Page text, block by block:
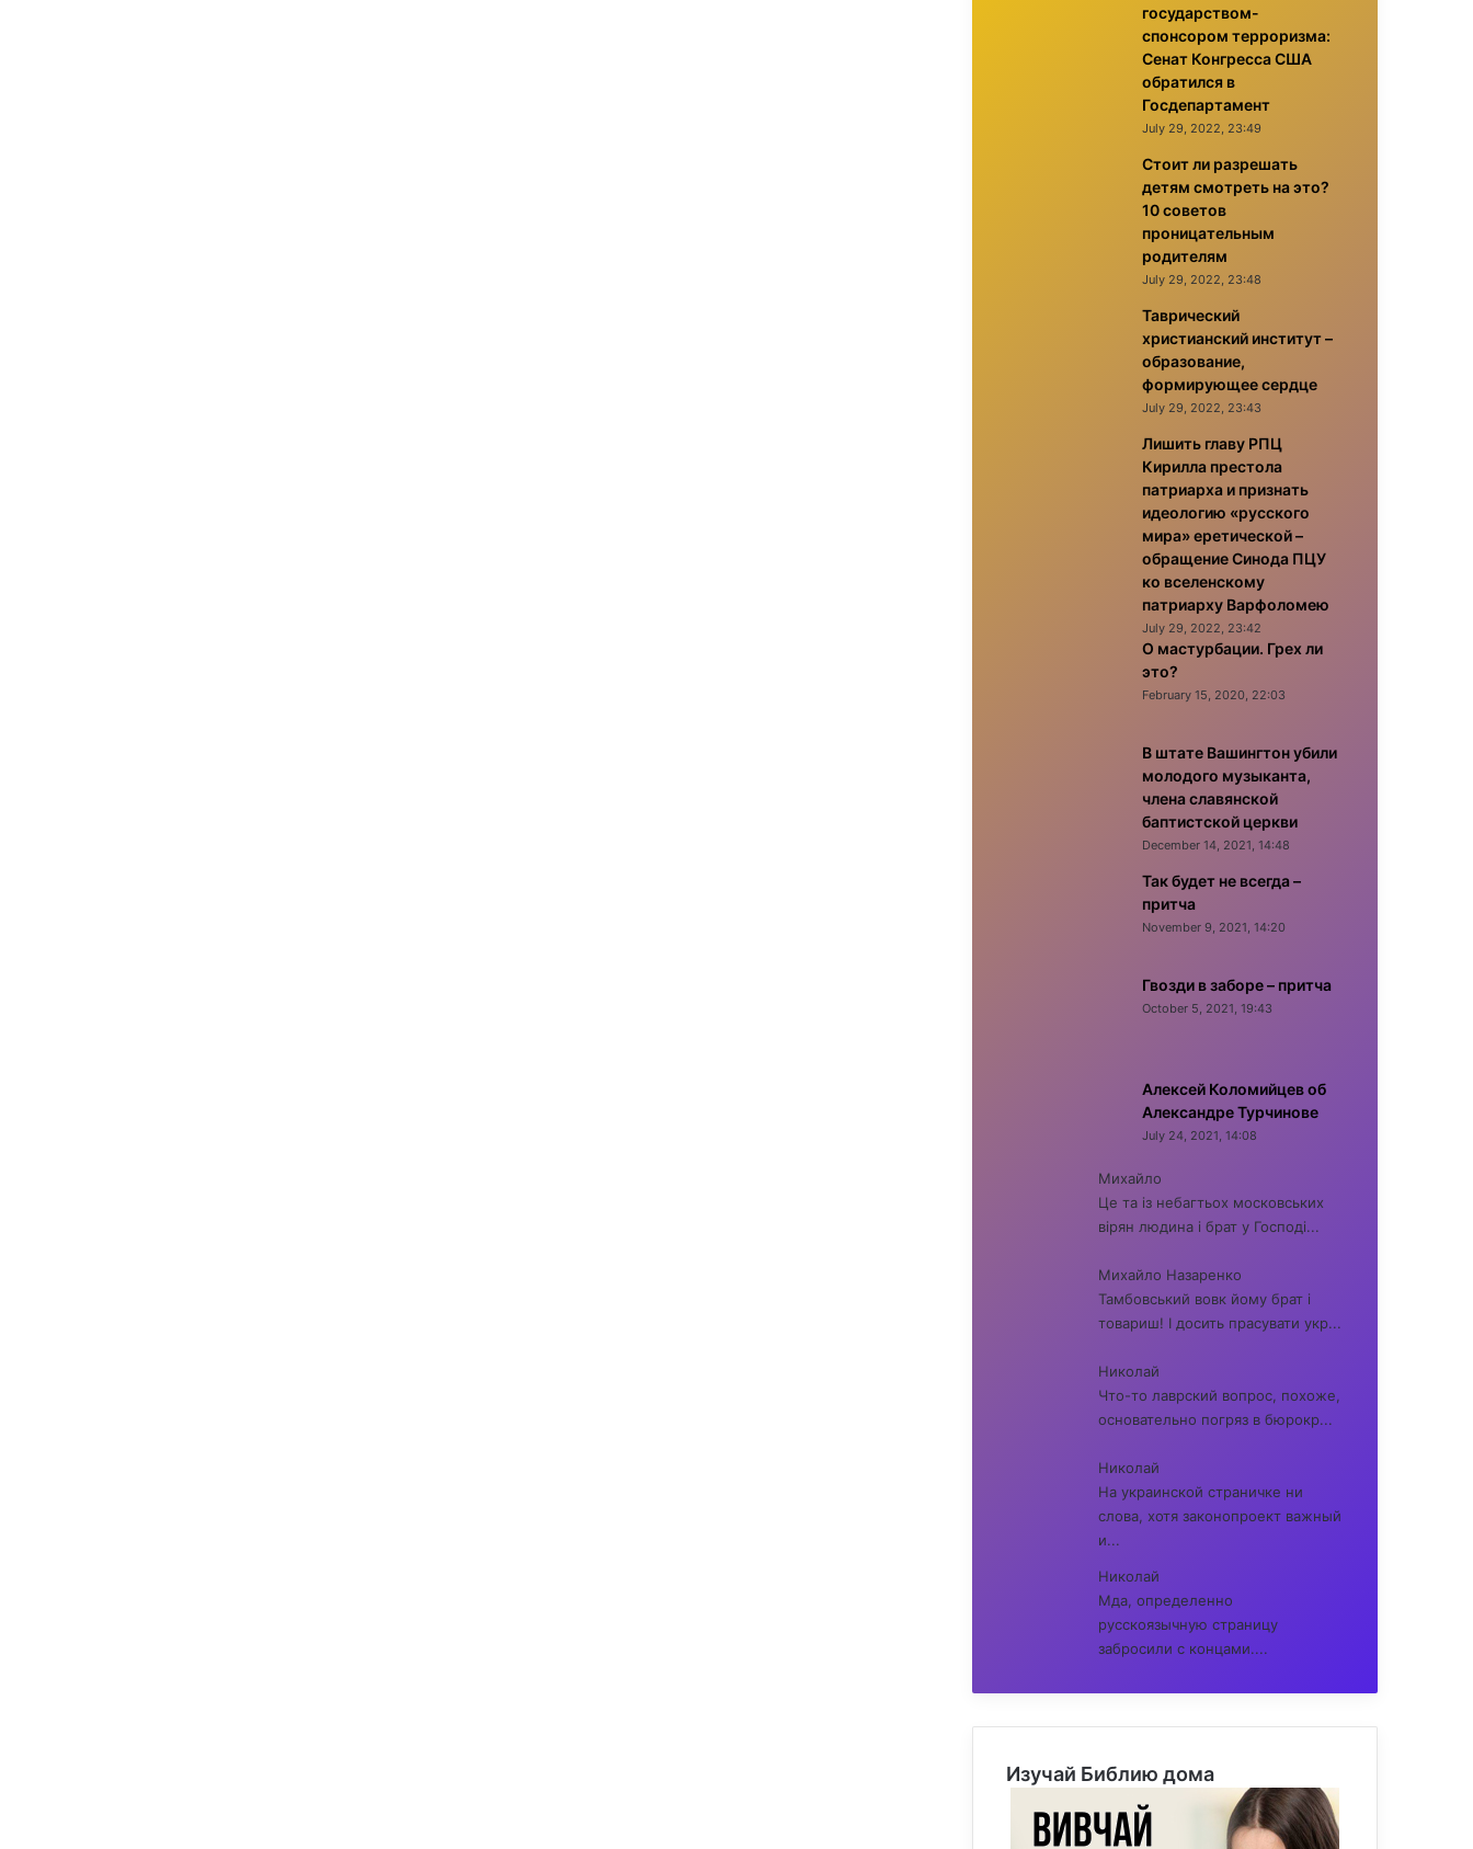
государством-
спонсором терроризма:
Сенат Конгресса США
обратился в
Госдепартамент
July 29, 2022, 23:49
Стоит ли разрешать
детям смотреть на это?
10 советов
проницательным
родителям
July 29, 2022, 23:48
Таврический
христианский институт –
образование,
формирующее сердце
July 29, 2022, 23:43
Лишить главу РПЦ
Кирилла престола
патриарха и признать
идеологию «русского
мира» еретической –
обращение Синода ПЦУ
ко вселенскому
патриарху Варфоломею
July 29, 2022, 23:42
О мастурбации. Грех ли
это?
February 15, 2020, 22:03
В штате Вашингтон убили
молодого музыканта,
члена славянской
баптистской церкви
December 14, 2021, 14:48
Так будет не всегда –
притча
November 9, 2021, 14:20
Гвозди в заборе – притча
October 5, 2021, 19:43
Алексей Коломийцев об
Александре Турчинове
July 24, 2021, 14:08
Михайло
Це та із небагтьох московських
вірян людина і брат у Господі...
Михайло Назаренко
Тамбовський вовк йому брат і
товариш! І досить прасувати укр...
Николай
Что-то лаврский вопрос, похоже,
основательно погряз в бюрокр...
Николай
На украинской страничке ни
слова, хотя законопроект важный
и...
Николай
Мда, определенно
русскоязычную страницу
забросили с концами....
Изучай Библию дома